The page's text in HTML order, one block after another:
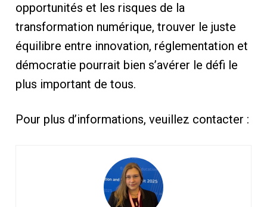
opportunités et les risques de la
transformation numérique, trouver le juste
équilibre entre innovation, réglementation et
démocratie pourrait bien s’avérer le défi le
plus important de tous.
Pour plus d’informations, veuillez contacter :